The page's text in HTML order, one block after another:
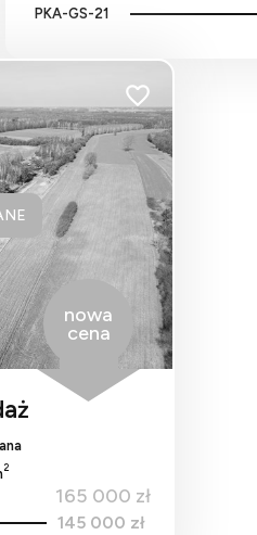
PKA-GS-21
Dodaj do ulubionych
nowa
cena
2
165 000 zł
145 000 zł